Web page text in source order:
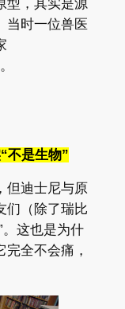
型，其实是源
当时一位兽医
不是生物”
但迪士尼与原
们（除了瑞比
。这也是为什
全不会痛，